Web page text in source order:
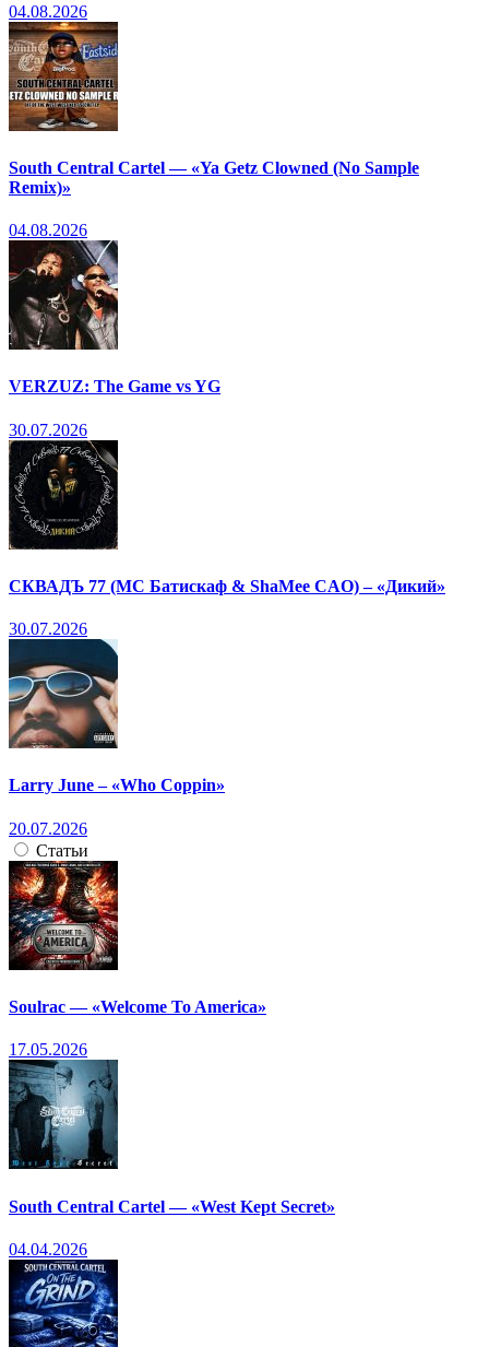
04.08.2026
South Central Cartel — «Ya Getz Clowned (No Sample
Remix)»
04.08.2026
VERZUZ: The Game vs YG
30.07.2026
СКВАДЪ 77 (МС Батискаф & ShaMee CAO) – «Дикий»
30.07.2026
Larry June – «Who Coppin»
20.07.2026
Статьи
Soulrac — «Welcome To America»
17.05.2026
South Central Cartel — «West Kept Secret»
04.04.2026